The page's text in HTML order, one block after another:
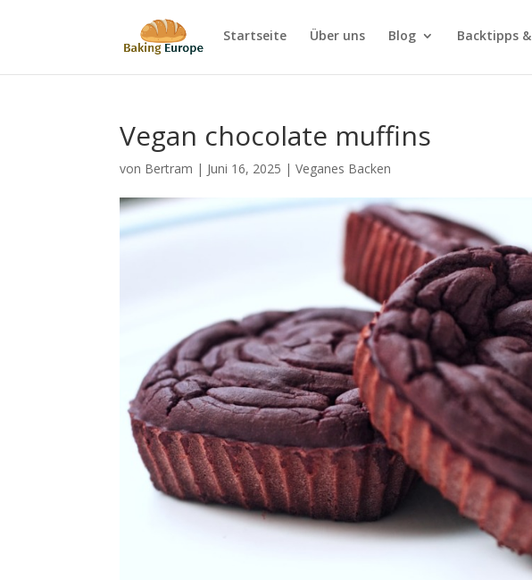
Startseite Über uns Blog Backtipps
Vegan chocolate muffins
von Bertram | Juni 16, 2025 |Veganes Backen